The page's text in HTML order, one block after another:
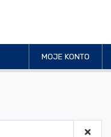
MOJE KONTO